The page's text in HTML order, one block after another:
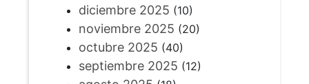
diciembre 2025 (10)
noviembre 2025 (20)
octubre 2025 (40)
septiembre 2025 (12)